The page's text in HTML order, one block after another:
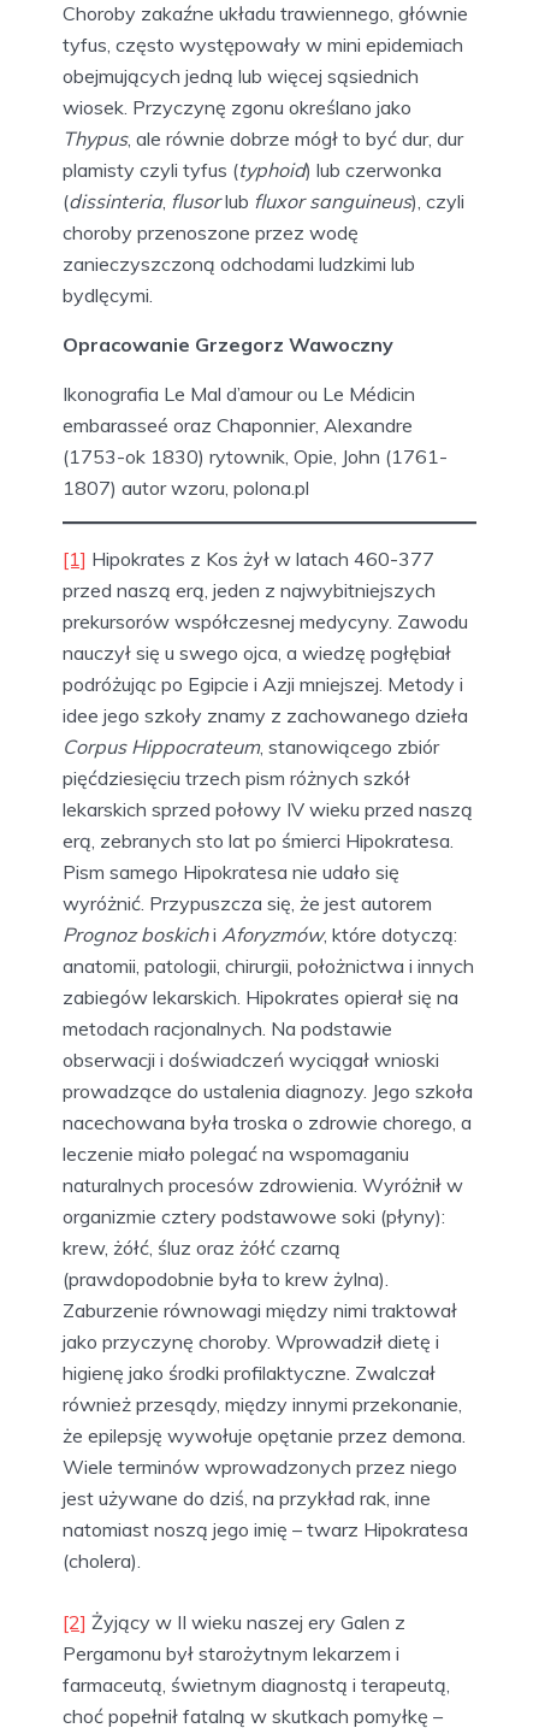
Choroby zakaźne układu trawiennego, głównie
tyfus, często występowały w mini epidemiach
obejmujących jedną lub więcej sąsiednich
wiosek. Przyczynę zgonu określano jako
Thypus, ale równie dobrze mógł to być dur, dur
plamisty czyli tyfus (typhoid) lub czerwonka
(dissinteria, flusorlub fluxor sanguineus), czyli
choroby przenoszone przez wodę
zanieczyszczoną odchodami ludzkimi lub
bydlęcymi.
Opracowanie Grzegorz Wawoczny
Ikonografia Le Mal d’amour ou Le Médicin
embarasseé oraz Chaponnier, Alexandre
(1753-ok 1830) rytownik, Opie, John (1761-
1807) autor wzoru, polona.pl
[1] Hipokrates z Kos żył w latach 460-377
przed naszą erą, jeden z najwybitniejszych
prekursorów współczesnej medycyny. Zawodu
nauczył się u swego ojca, a wiedzę pogłębiał
podróżując po Egipcie i Azji mniejszej. Metody i
idee jego szkoły znamy z zachowanego dzieła
Corpus Hippocrateum, stanowiącego zbiór
pięćdziesięciu trzech pism różnych szkół
lekarskich sprzed połowy IV wieku przed naszą
erą, zebranych sto lat po śmierci Hipokratesa.
Pism samego Hipokratesa nie udało się
wyróżnić. Przypuszcza się, że jest autorem
Prognoz boskichi Aforyzmów, które dotyczą:
anatomii, patologii, chirurgii, położnictwa i innych
zabiegów lekarskich. Hipokrates opierał się na
metodach racjonalnych. Na podstawie
obserwacji i doświadczeń wyciągał wnioski
prowadzące do ustalenia diagnozy. Jego szkoła
nacechowana była troska o zdrowie chorego, a
leczenie miało polegać na wspomaganiu
naturalnych procesów zdrowienia. Wyróżnił w
organizmie cztery podstawowe soki (płyny):
krew, żółć, śluz oraz żółć czarną
(prawdopodobnie była to krew żylna).
Zaburzenie równowagi między nimi traktował
jako przyczynę choroby. Wprowadził dietę i
higienę jako środki profilaktyczne. Zwalczał
również przesądy, między innymi przekonanie,
że epilepsję wywołuje opętanie przez demona.
Wiele terminów wprowadzonych przez niego
jest używane do dziś, na przykład rak, inne
natomiast noszą jego imię – twarz Hipokratesa
(cholera).
[2] Żyjący w II wieku naszej ery Galen z
Pergamonu był starożytnym lekarzem i
farmaceutą, świetnym diagnostą i terapeutą,
choć popełnił fatalną w skutkach pomyłkę –